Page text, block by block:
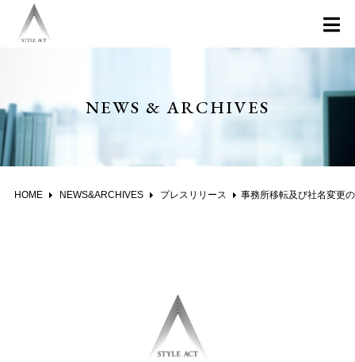
NEWS & ARCHIVES
HOME NEWS&ARCHIVES プレスリリース 事務所移転及び社名変更のお知らせ 「アトラクターズ・ラボ株式会社」から 「スタイルアクト株式会社」へ社名を変更